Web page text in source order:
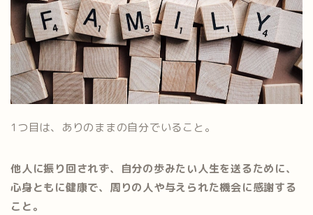
1つ目は、ありのままの自分でいること。
他人に振り回されず、自分の歩みたい人生を送るために、
心身ともに健康で、周りの人や与えられた機会に感謝する
こと。